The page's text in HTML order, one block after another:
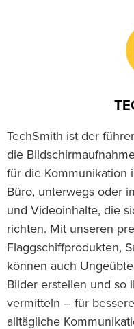
TechSmith ist der
die
für die Kommunikation
Büro, unterwegs oder
und Videoinhalte, die
richten. Mit unseren
Flaggschiffprodukten,
können auch
Bilder erstellen und so
vermitteln – für
alltägliche